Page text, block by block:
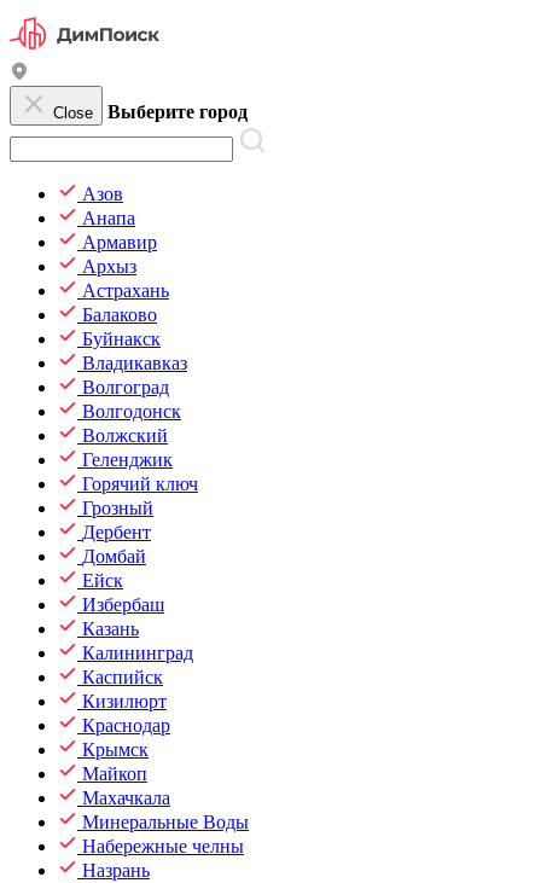
Close Выберите город
Азов
Анапа
Армавир
Архыз
Астрахань
Балаково
Буйнакск
Владикавказ
Волгоград
Волгодонск
Волжский
Геленджик
Горячий ключ
Грозный
Дербент
Домбай
Ейск
Избербаш
Казань
Калининград
Каспийск
Кизилюрт
Краснодар
Крымск
Майкоп
Махачкала
Минеральные Воды
Набережные челны
Назрань